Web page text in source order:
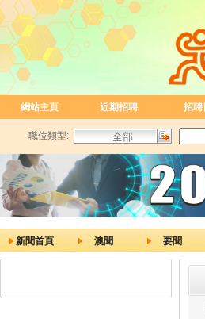
網站主頁 近期招聘 招聘
職位類型:
新聞首頁 澳聞 要聞